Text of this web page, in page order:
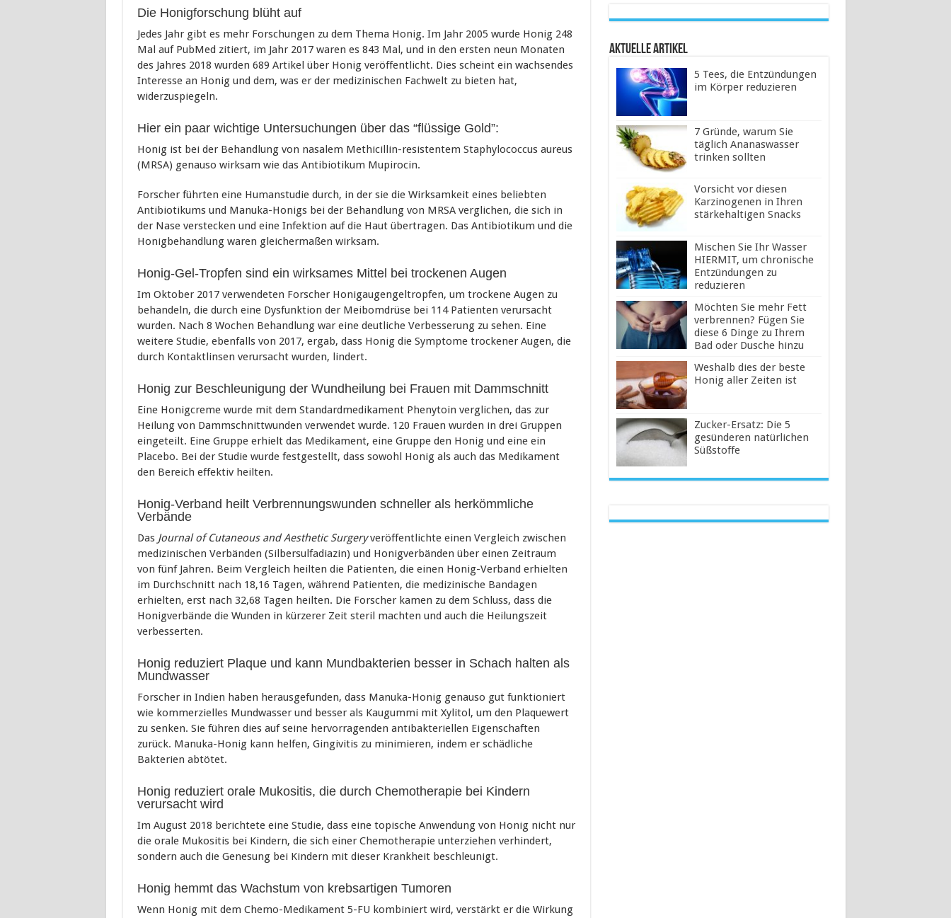
Die Honigforschung blüht auf
Jedes Jahr gibt es mehr Forschungen zu dem Thema Honig. Im Jahr 2005 wurde Honig 248
Mal auf PubMed zitiert, im Jahr 2017 waren es 843 Mal, und in den ersten neun Monaten
des Jahres 2018 wurden 689 Artikel über Honig veröffentlicht. Dies scheint ein wachsendes
Interesse an Honig und dem, was er der medizinischen Fachwelt zu bieten hat,
widerzuspiegeln.
Hier ein paar wichtige Untersuchungen über das “flüssige Gold”:
Honig ist bei der Behandlung von nasalem Methicillin-resistentem Staphylococcus aureus
(MRSA) genauso wirksam wie das Antibiotikum Mupirocin.
Forscher führten eine Humanstudie durch, in der sie die Wirksamkeit eines beliebten
Antibiotikums und Manuka-Honigs bei der Behandlung von MRSA verglichen, die sich in
der Nase verstecken und eine Infektion auf die Haut übertragen. Das Antibiotikum und die
Honigbehandlung waren gleichermaßen wirksam.
Honig-Gel-Tropfen sind ein wirksames Mittel bei trockenen Augen
Im Oktober 2017 verwendeten Forscher Honigaugengeltropfen, um trockene Augen zu
behandeln, die durch eine Dysfunktion der Meibomdrüse bei 114 Patienten verursacht
wurden. Nach 8 Wochen Behandlung war eine deutliche Verbesserung zu sehen. Eine
weitere Studie, ebenfalls von 2017, ergab, dass Honig die Symptome trockener Augen, die
durch Kontaktlinsen verursacht wurden, lindert.
Honig zur Beschleunigung der Wundheilung bei Frauen mit Dammschnitt
Eine Honigcreme wurde mit dem Standardmedikament Phenytoin verglichen, das zur
Heilung von Dammschnittwunden verwendet wurde. 120 Frauen wurden in drei Gruppen
eingeteilt. Eine Gruppe erhielt das Medikament, eine Gruppe den Honig und eine ein
Placebo. Bei der Studie wurde festgestellt, dass sowohl Honig als auch das Medikament
den Bereich effektiv heilten.
Honig-Verband heilt Verbrennungswunden schneller als herkömmliche
Verbände
Das Journal of Cutaneous and Aesthetic Surgeryveröffentlichte einen Vergleich zwischen
medizinischen Verbänden (Silbersulfadiazin) und Honigverbänden über einen Zeitraum
von fünf Jahren. Beim Vergleich heilten die Patienten, die einen Honig-Verband erhielten
im Durchschnitt nach 18,16 Tagen, während Patienten, die medizinische Bandagen
erhielten, erst nach 32,68 Tagen heilten. Die Forscher kamen zu dem Schluss, dass die
Honigverbände die Wunden in kürzerer Zeit steril machten und auch die Heilungszeit
verbesserten.
Honig reduziert Plaque und kann Mundbakterien besser in Schach halten als
Mundwasser
Forscher in Indien haben herausgefunden, dass Manuka-Honig genauso gut funktioniert
wie kommerzielles Mundwasser und besser als Kaugummi mit Xylitol, um den Plaquewert
zu senken. Sie führen dies auf seine hervorragenden antibakteriellen Eigenschaften
zurück. Manuka-Honig kann helfen, Gingivitis zu minimieren, indem er schädliche
Bakterien abtötet.
Honig reduziert orale Mukositis, die durch Chemotherapie bei Kindern
verursacht wird
Im August 2018 berichtete eine Studie, dass eine topische Anwendung von Honig nicht nur
die orale Mukositis bei Kindern, die sich einer Chemotherapie unterziehen verhindert,
sondern auch die Genesung bei Kindern mit dieser Krankheit beschleunigt.
Honig hemmt das Wachstum von krebsartigen Tumoren
Wenn Honig mit dem Chemo-Medikament 5-FU kombiniert wird, verstärkt er die Wirkung
Aktuelle Artikel
5 Tees, die Entzündungen
im Körper reduzieren
7 Gründe, warum Sie
täglich Ananaswasser
trinken sollten
Vorsicht vor diesen
Karzinogenen in Ihren
stärkehaltigen Snacks
Mischen Sie Ihr Wasser
HIERMIT, um chronische
Entzündungen zu
reduzieren
Möchten Sie mehr Fett
verbrennen? Fügen Sie
diese 6 Dinge zu Ihrem
Bad oder Dusche hinzu
Weshalb dies der beste
Honig aller Zeiten ist
Zucker-Ersatz: Die 5
gesünderen natürlichen
Süßstoffe